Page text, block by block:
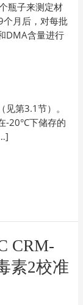
瓶子来测定材
月后，对每批
DMA含量进行
第3.1节）。
-20°С下储存的
CRM-
素2校准